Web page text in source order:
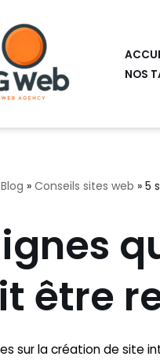
NOS
Blog » Conseils sites web » 5
être
sur la création de site